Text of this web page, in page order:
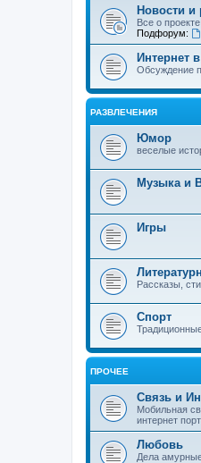
Новости
Все о
Подфорум:
Интернет
Обсуждение
РАЗВЛЕЧЕНИЯ
Юмор
веселые
Музыка и
Игры
Рассказы,
Спорт
ПРОЧЕЕ
Связь и
Мобильная
интернет
Любовь
Дела